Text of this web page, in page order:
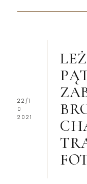
22/1
0
2021